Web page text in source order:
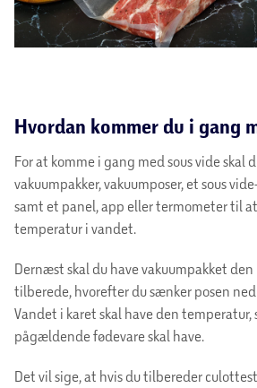
Hvordan kommer du i gang
For at komme i gang med sous vide skal
vakuumpakker, vakuumposer, et sous
samt et panel, app eller termometer til
temperatur i vandet.
Dernæst skal du have vakuumpakket den
tilberede, hvorefter du sænker posen ned
Vandet i karet skal have den temperatur,
pågældende fødevare skal have.
Det vil sige, at hvis du tilbereder